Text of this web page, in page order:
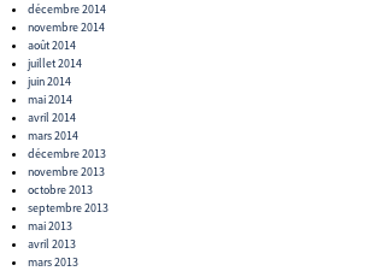
décembre 2014
novembre 2014
août 2014
juillet 2014
juin 2014
mai 2014
avril 2014
mars 2014
décembre 2013
novembre 2013
octobre 2013
septembre 2013
mai 2013
avril 2013
mars 2013